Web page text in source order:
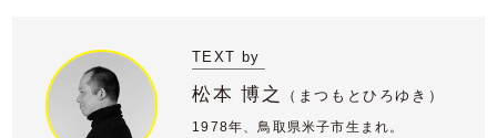
TEXT by
松本 博之 （ まつもとひろゆき）
1978年、鳥取県米子市生まれ。